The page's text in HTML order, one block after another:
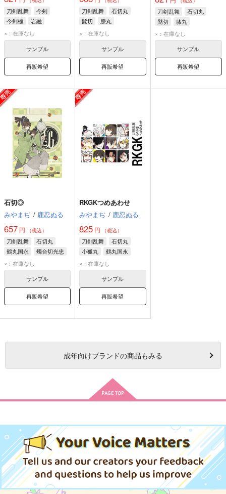
刀剣乱舞
今剣
今剣極
岩融
×：在庫なし
サンプル
再販希望
刀剣乱舞
石切丸
髭切
膝丸
×：在庫なし
サンプル
再販希望
刀剣乱舞
石切丸
髭切
膝丸
×：在庫なし
サンプル
再販希望
石切◎
みやまぢ / 鹿忍ぬる
657 円 （税込）
刀剣乱舞
石切丸
鶴丸国永
燭台切光忠
×：在庫なし
サンプル
再販希望
RKGKつめあわせ
みやまぢ / 鹿忍ぬる
825 円 （税込）
刀剣乱舞
石切丸
小狐丸
鶴丸国永
×：在庫なし
サンプル
再販希望
成年向けブランドの商品もみる